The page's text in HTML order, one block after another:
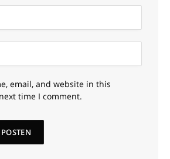
email, and website in this
time I comment.